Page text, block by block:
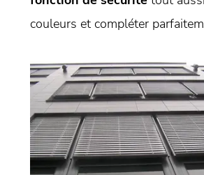
couleurs et compléter